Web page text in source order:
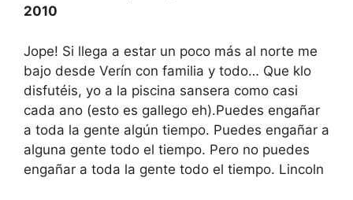
2010
Jope! Si llega a estar un poco más al norte me
bajo desde Verín con familia y todo… Que klo
disfutéis, yo a la piscina sansera como casi
cada ano (esto es gallego eh).Puedes engañar
a toda la gente algún tiempo. Puedes engañar a
alguna gente todo el tiempo. Pero no puedes
engañar a toda la gente todo el tiempo. Lincoln